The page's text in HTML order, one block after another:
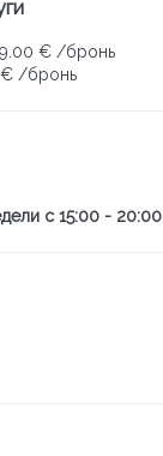
€ /бронь
€ /бронь
с 15:00 - 20:00